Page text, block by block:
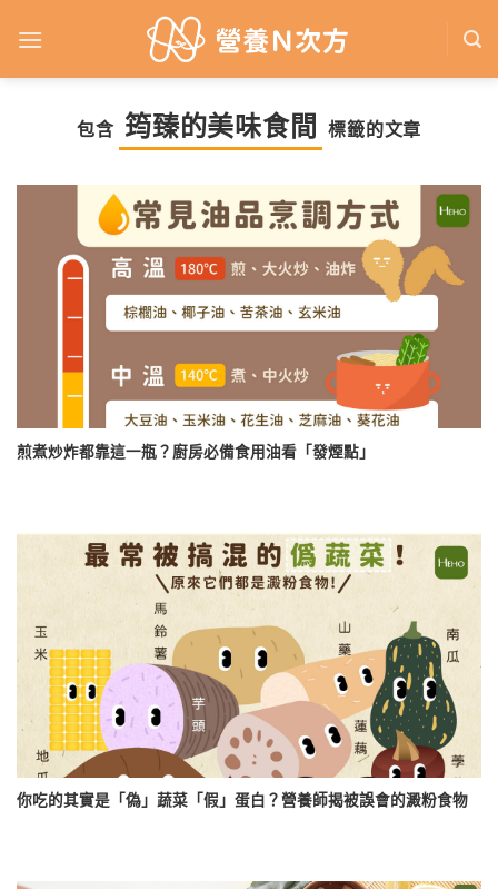
包含 筠臻的美味食間 標籤的文章
煎煮炒炸都靠這一瓶？廚房必備食用油看「發煙點」
你吃的其實是「偽」蔬菜「假」蛋白？營養師揭被誤會的澱粉食物